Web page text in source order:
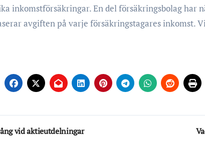
inkomstförsäkringar. En del försäkringsbolag har
avgiften på varje försäkringstagares inkomst.
vid aktieutdelningar